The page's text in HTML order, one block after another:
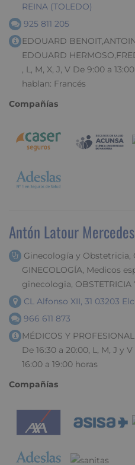
REINA (TOLEDO)
925 811 205
EDOUARD
EDOUARD
, L, M, X, J, V De 9:00 a
hablan: Francés
Compañías
Antón Latour
Ginecología y Obstetricia,
GINECOLOGÍA, Medicos
ginecologia, OBSTETRICIA
CL Alfonso XII, 31 03203
966 611 873
MÉDICOS Y
De 16:30 a 20:00, L, M, J y
16:00 a 19:00 horas
Compañías